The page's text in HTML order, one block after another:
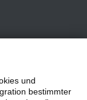
und
bestimmter